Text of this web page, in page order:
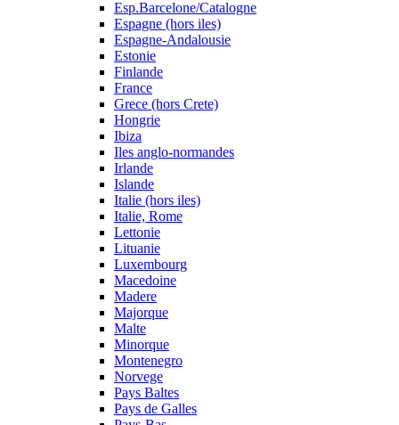
Esp.Barcelone/Catalogne
Espagne (hors iles)
Espagne-Andalousie
Estonie
Finlande
France
Grece (hors Crete)
Hongrie
Ibiza
Iles anglo-normandes
Irlande
Islande
Italie (hors iles)
Italie, Rome
Lettonie
Lituanie
Luxembourg
Macedoine
Madere
Majorque
Malte
Minorque
Montenegro
Norvege
Pays Baltes
Pays de Galles